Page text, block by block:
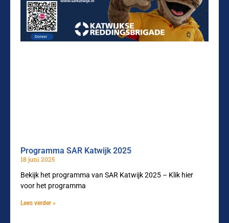
Programma SAR Katwijk 2025
18 juni 2025
Bekijk het programma van SAR Katwijk 2025 – Klik hier
voor het programma
Lees verder »